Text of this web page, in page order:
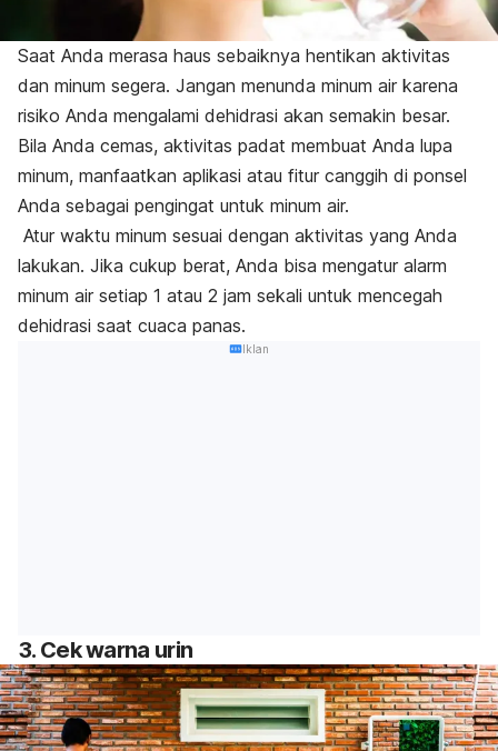
Saat Anda merasa haus sebaiknya hentikan aktivitas
dan minum segera. Jangan menunda minum air karena
risiko Anda mengalami dehidrasi akan semakin besar.
Bila Anda cemas, aktivitas padat membuat Anda lupa
minum, manfaatkan aplikasi atau fitur canggih di ponsel
Anda sebagai pengingat untuk minum air.
Atur waktu minum sesuai dengan aktivitas yang Anda
lakukan. Jika cukup berat, Anda bisa mengatur alarm
minum air setiap 1 atau 2 jam sekali untuk mencegah
dehidrasi saat cuaca panas.
Iklan
3. Cek warna urin